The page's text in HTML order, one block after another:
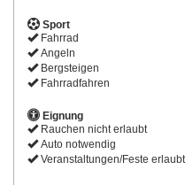
Sport
Fahrrad
Angeln
Bergsteigen
Fahrradfahren
Eignung
Rauchen nicht erlaubt
Auto notwendig
Veranstaltungen/Feste erlaubt